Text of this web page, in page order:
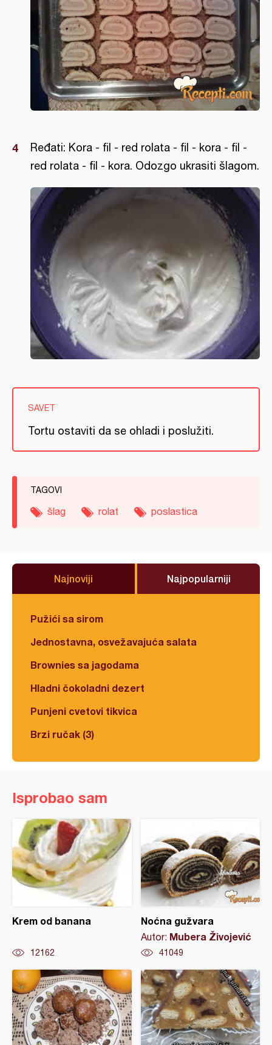
Ređati: Kora - fil - red rolata - fil - kora - fil -
red rolata - fil - kora. Odozgo ukrasiti šlagom.
SAVET
Tortu ostaviti da se ohladi i poslužiti.
TAGOVI
šlag rolat poslastica
Najnoviji Najpopularniji
Pužići sa sirom
Jednostavna, osvežavajuća salata
Brownies sa jagodama
Hladni čokoladni dezert
Punjeni cvetovi tikvica
Brzi ručak (3)
Isprobao sam
Krem od banana
12162
Noćna gužvara
Autor: Mubera Živojević
41049